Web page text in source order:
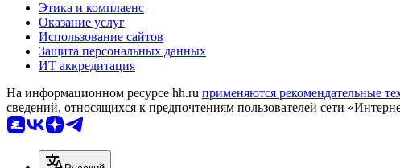
Этика и комплаенс
Оказание услуг
Использование сайтов
Защита персональных данных
ИТ аккредитация
На информационном ресурсе hh.ru применяются рекомендательные
сведений, относящихся к предпочтениям пользователей сети